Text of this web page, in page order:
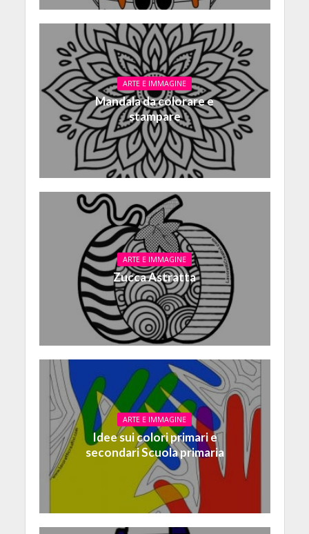
ARTE E IMMAGINE
Mandala da colorare e
stampare
ARTE E IMMAGINE
Zucca Astratta
ARTE E IMMAGINE
Idee sui colori primari e
secondari Scuola primaria